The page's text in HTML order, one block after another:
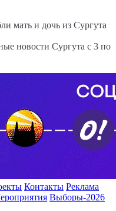
мать и дочь из Сургута
новости Сургута с 3 по
Контакты Реклама
Выборы-2026